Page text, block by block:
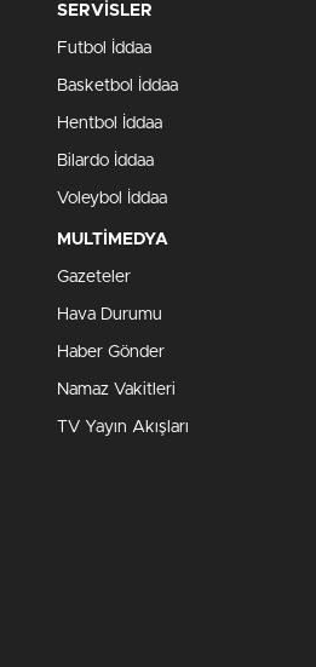
SERVİSLER
Futbol İddaa
Basketbol İddaa
Hentbol İddaa
Bilardo İddaa
Voleybol İddaa
MULTİMEDYA
Gazeteler
Hava Durumu
Haber Gönder
Namaz Vakitleri
TV Yayın Akışları